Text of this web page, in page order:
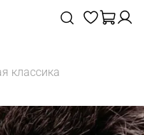
классика